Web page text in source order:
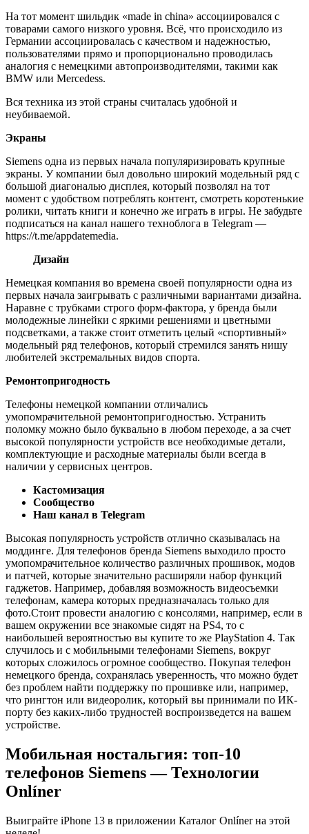
На тот момент шильдик «made in china» ассоциировался с
товарами самого низкого уровня. Всё, что происходило из
Германии ассоциировалась с качеством и надежностью,
пользователями прямо и пропорционально проводилась
аналогия с немецкими автопроизводителями, такими как
BMW или Mercedess.
Вся техника из этой страны считалась удобной и
неубиваемой.
Экраны
Siemens одна из первых начала популяризировать крупные
экраны. У компании был довольно широкий модельный ряд с
большой диагональю дисплея, который позволял на тот
момент с удобством потреблять контент, смотреть коротенькие
ролики, читать книги и конечно же играть в игры. Не забудьте
подписаться на канал нашего техноблога в Telegram —
https://t.me/appdatemedia.
Дизайн
Немецкая компания во времена своей популярности одна из
первых начала заигрывать с различными вариантами дизайна.
Наравне с трубками строго форм-фактора, у бренда были
молодежные линейки с яркими решениями и цветными
подсветками, а также стоит отметить целый «спортивный»
модельный ряд телефонов, который стремился занять нишу
любителей экстремальных видов спорта.
Ремонтопригодность
Телефоны немецкой компании отличались
умопомрачительной ремонтопригодностью. Устранить
поломку можно было буквально в любом переходе, а за счет
высокой популярности устройств все необходимые детали,
комплектующие и расходные материалы были всегда в
наличии у сервисных центров.
Кастомизация
Сообщество
Наш канал в Telegram
Высокая популярность устройств отлично сказывалась на
моддинге. Для телефонов бренда Siemens выходило просто
умопомрачительное количество различных прошивок, модов
и патчей, которые значительно расширяли набор функций
гаджетов. Например, добавляя возможность видеосъемки
телефонам, камера которых предназначалась только для
фото.Стоит провести аналогию с консолями, например, если в
вашем окружении все знакомые сидят на PS4, то с
наибольшей вероятностью вы купите то же PlayStation 4. Так
случилось и с мобильными телефонами Siemens, вокруг
которых сложилось огромное сообщество. Покупая телефон
немецкого бренда, сохранялась уверенность, что можно будет
без проблем найти поддержку по прошивке или, например,
что рингтон или видеоролик, который вы принимали по ИК-
порту без каких-либо трудностей воспроизведется на вашем
устройстве.
Мобильная ностальгия: топ-10
телефонов Siemens — Технологии
Onlíner
Выиграйте iPhone 13 в приложении Каталог Onlíner на этой